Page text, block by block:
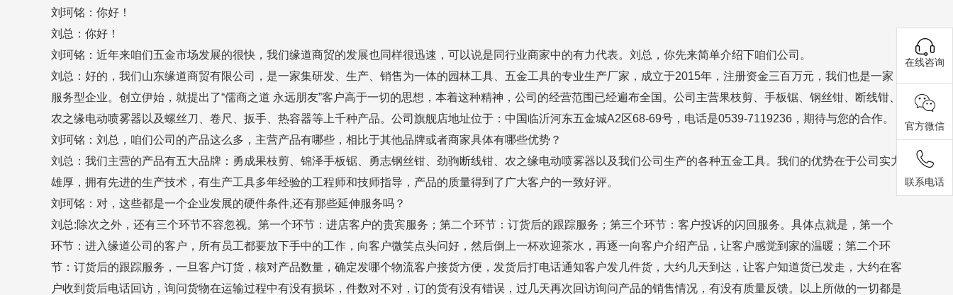
刘珂铭：你好！
刘总：你好！
刘珂铭：近年来咱们五金市场发展的很快，我们缘道商贸的发展也同样很迅速，可以说是同行业商家中的有力代表。刘总，你先来简单介绍下咱们公司。
刘总：好的，我们山东缘道商贸有限公司，是一家集研发、生产、销售为一体的园林工具、五金工具的专业生产厂家，成立于2015年，注册资金三百万元，我们也是一家
服务型企业。创立伊始，就提出了“儒商之道 永远朋友”客户高于一切的思想，本着这种精神，公司的经营范围已经遍布全国。公司主营果枝剪、手板锯、钢丝钳、断线钳、
农之缘电动喷雾器以及螺丝刀、卷尺、扳手、热容器等上千种产品。公司旗舰店地址位于：中国临沂河东五金城A2区68-69号，电话是0539-7119236，期待与您的合作。
刘珂铭：刘总，咱们公司的产品这么多，主营产品有哪些，相比于其他品牌或者商家具体有哪些优势？
刘总：我们主营的产品有五大品牌：勇成果枝剪、锦泽手板锯、勇志钢丝钳、劲驹断线钳、农之缘电动喷雾器以及我们公司生产的各种五金工具。我们的优势在于公司实力
雄厚，拥有先进的生产技术，有生产工具多年经验的工程师和技师指导，产品的质量得到了广大客户的一致好评。
刘珂铭：对，这些都是一个企业发展的硬件条件,还有那些延伸服务吗？
刘总:除次之外，还有三个环节不容忽视。第一个环节：进店客户的贵宾服务；第二个环节：订货后的跟踪服务；第三个环节：客户投诉的闪回服务。具体点就是，第一个
环节：进入缘道公司的客户，所有员工都要放下手中的工作，向客户微笑点头问好，然后倒上一杯欢迎茶水，再逐一向客户介绍产品，让客户感觉到家的温暖；第二个环
节：订货后的跟踪服务，一旦客户订货，核对产品数量，确定发哪个物流客户接货方便，发货后打电话通知客户发几件货，大约几天到达，让客户知道货已发走，大约在客
户收到货后电话回访，询问货物在运输过程中有没有损坏，件数对不对，订的货有没有错误，过几天再次回访询问产品的销售情况，有没有质量反馈。以上所做的一切都是
在线咨询
官方微信
联系电话